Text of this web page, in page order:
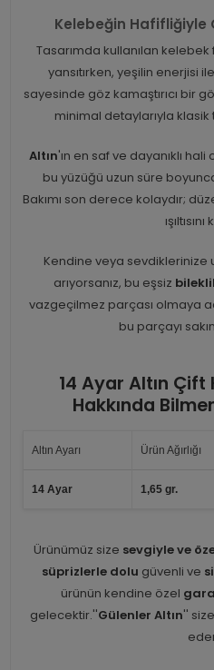
Kelebeğin Hafifliğiyle
Tasarımda kullanılan
yansıtırken, yeşilin enerjisi
sayesinde göz kamaştırıcı bir
minimal detaylarıyla klasik
Altın'ın en saf ve dayanıklı
bu yüzüğü uzun süre
Bakımı son derece kolaydır;
Kendine veya
arıyorsanız, bu eşsiz
vazgeçilmez parçası olmaya
bu parçayı
14 Ayar Altın
Hakkında
Altın Ayarı Ürün Ağırlığı
14 Ayar 1,65 gr.
Ürünümüz size sevgiyle ve
süprizlerle dolu güvenli ve
ürünün kendine özel
gelecektir.''Gülenler Altın''